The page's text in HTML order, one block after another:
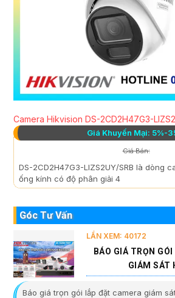
Camera Hikvision DS-2CD2H47G3-
Giá Khuyến Mại: 5%-
Giá Bán:
DS-2CD2H47G3-LIZS2UY/SRB là dòng
ống kính có độ phân giải 4
Góc Tư Vấn
LẦN XEM: 40172
BÁO GIÁ TRỌN
GIÁM SÁT
Báo giá trọn gói lắp đặt camera giám